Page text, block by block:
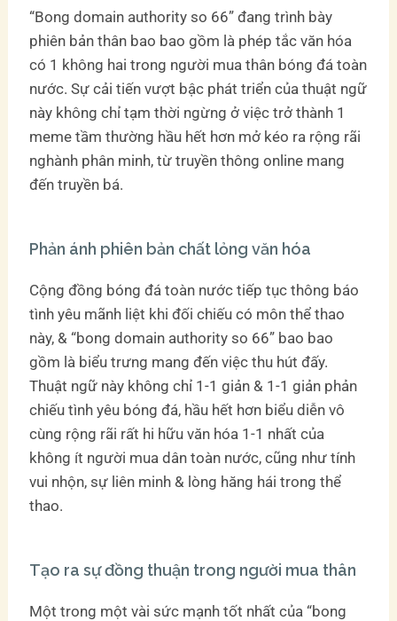
“Bong domain authority so 66” đang trình bày
phiên bản thân bao bao gồm là phép tắc văn hóa
có 1 không hai trong người mua thân bóng đá toàn
nước. Sự cải tiến vượt bậc phát triển của thuật ngữ
này không chỉ tạm thời ngừng ở việc trở thành 1
meme tầm thường hầu hết hơn mở kéo ra rộng rãi
nghành phân minh, từ truyền thông online mang
đến truyền bá.
Phản ánh phiên bản chất lỏng văn hóa
Cộng đồng bóng đá toàn nước tiếp tục thông báo
tình yêu mãnh liệt khi đối chiếu có môn thể thao
này, & “bong domain authority so 66” bao bao
gồm là biểu trưng mang đến việc thu hút đấy.
Thuật ngữ này không chỉ 1-1 giản & 1-1 giản phản
chiếu tình yêu bóng đá, hầu hết hơn biểu diễn vô
cùng rộng rãi rất hi hữu văn hóa 1-1 nhất của
không ít người mua dân toàn nước, cũng như tính
vui nhộn, sự liên minh & lòng hăng hái trong thể
thao.
Tạo ra sự đồng thuận trong người mua thân
Một trong một vài sức mạnh tốt nhất của “bong